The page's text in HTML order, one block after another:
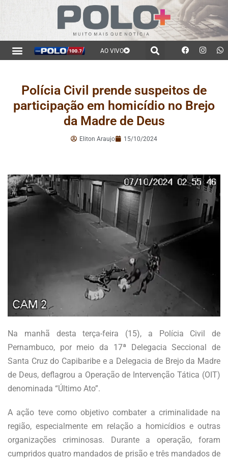
AO VIVO
Polícia Civil prende suspeitos de
participação em homicídio no Brejo
da Madre de Deus
Eliton Araujo 15/10/2024
Na manhã desta terça-feira (15), a Polícia Civil de
Pernambuco, por meio da 17ª Delegacia Seccional de
Santa Cruz do Capibaribe e a Delegacia de Brejo da Madre
de Deus, deflagrou a Operação de Intervenção Tática (OIT)
denominada “Último Ato”.
A ação teve como objetivo combater a criminalidade na
região, especialmente em relação a homicídios e outras
organizações criminosas. Durante a operação, foram
cumpridos quatro mandados de prisão e três mandados de